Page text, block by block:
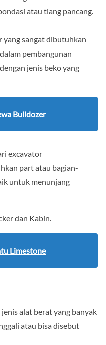
atau tiang pancang.
yang sangat dibutuhkan
pembangunan
jenis beko yang
Bulldozer
excavator
part atau bagian-
untuk menunjang
dan Kabin.
Limestone
alat berat yang banyak
atau bisa disebut